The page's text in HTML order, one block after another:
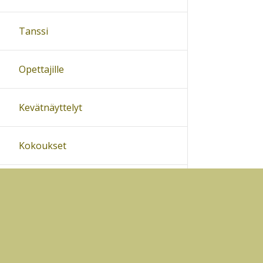
Tanssi
Opettajille
Kevätnäyttelyt
Kokoukset